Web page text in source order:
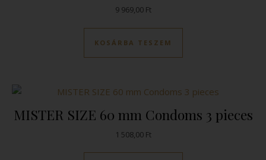
9 969,00 Ft
KOSÁRBA TESZEM
MISTER SIZE 60 mm Condoms 3 pieces
1 508,00 Ft